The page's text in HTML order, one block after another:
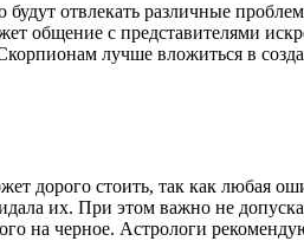
отвлекать различные
общение с представителями
лучше вложиться в
дорого стоить, так как любая
их. При этом важно не
на черное. Астрологи